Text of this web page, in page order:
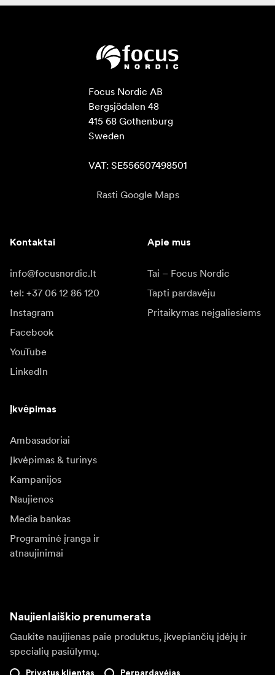
Focus Nordic AB
Bergsjödalen 48
415 68 Gothenburg
Sweden
VAT: SE556507498501
Rasti Google Maps
Kontaktai
info@focusnordic.lt
tel: +37 06 12 86 120
Instagram
Facebook
YouTube
LinkedIn
Apie mus
Tai – Focus Nordic
Tapti pardavėju
Pritaikymas neįgaliesiems
Įkvėpimas
Ambasadoriai
Įkvėpimas & turinys
Kampanijos
Naujienos
Media bankas
Programinė įranga ir
atnaujinimai
Naujienlaiškio prenumerata
Gaukite naujjienas paie produktus, įkvepiančių įdėjų ir
specialių pasiūlymų.
Privatus klientas Perpardavėjas